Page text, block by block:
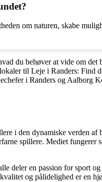
om naturen, skabe
du behøver at vide om det
til Leje i Randers: Find
i Randers og Aalborg
i den dynamiske verden
spillere. Mediet
deler en passion for sport
og pålidelighed er en